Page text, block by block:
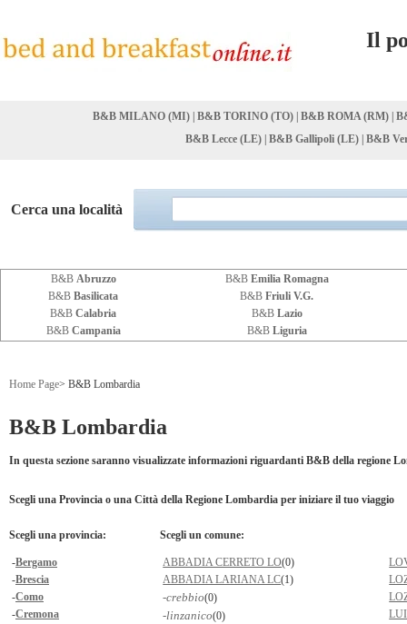
Il
B&B MILANO (MI) B&B TORINO (TO) B&B ROMA (RM)
B&B Lecce (LE) B&B Gallipoli (LE) B&B
Cerca una località
B&B Abruzzo B&B Emilia Romagna
B&B Basilicata B&B Friuli V.G.
B&B Calabria B&B Lazio
B&B Campania B&B Liguria
Home Page> B&B Lombardia
B&B Lombardia
In questa sezione saranno visualizzate informazioni riguardanti B&B della regione
Scegli una Provincia o una Città della Regione Lombardia per iniziare il tuo viaggio
Scegli una provincia:
-Bergamo
-Brescia
-Como
-Cremona
Scegli un comune:
ABBADIA CERRETO LO(0)
ABBADIA LARIANA LC(1)
-crebbio(0)
-linzanico(0)